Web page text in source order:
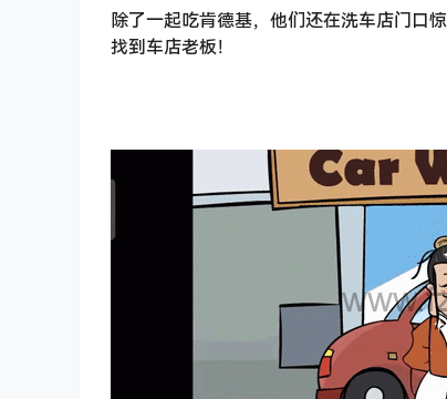
除了一起吃肯德基，他们还在洗车店门口
找到车店老板！